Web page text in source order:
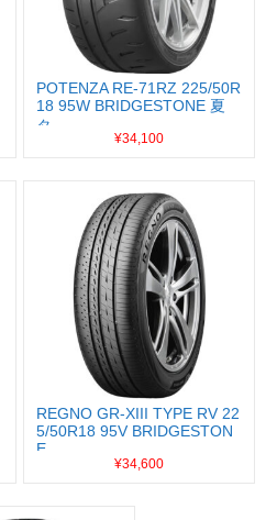
POTENZA RE-71RZ 225/50R
18 95W BRIDGESTONE 夏
タ...
¥34,100
REGNO GR-XIII TYPE RV 22
5/50R18 95V BRIDGESTON
E...
¥34,600